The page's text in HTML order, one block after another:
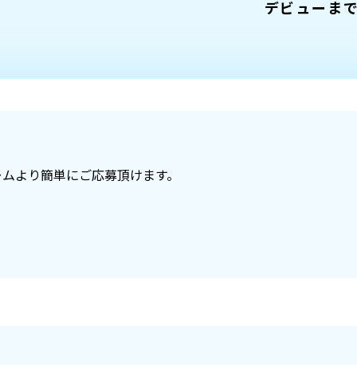
デビューま
より簡単にご応募頂けます。